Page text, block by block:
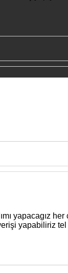
yapacagız her
yapabiliriz